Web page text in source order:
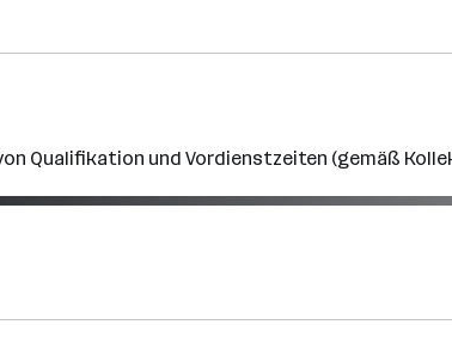
Qualifikation und Vordienstzeiten (gemäß